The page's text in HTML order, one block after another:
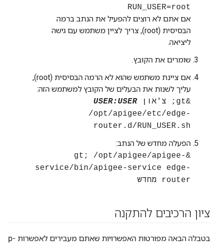
RUN_USER=root
אם אתם לא רוצים להפעיל את הנתב ברמה
הבסיסית (root), צריך לציין משתמש עם גישה
ליציאה.
שומרים את הקובץ.
אם ציינת משתמש שהוא לא הרמה הבסיסית (root),
עליך לשנות את הבעלים של הקובץ למשתמש הזה:
&gt; צ'און
USER:USER
/opt/apigee/etc/edge-
router.d/RUN_USER.sh
הפעלה מחדש של הנתב:
&gt; /opt/apigee/apigee-
service/bin/apigee-service edge-
router מחדש
ציון הרכיבים להתקנה
בטבלה הבאה מפורטות האפשרויות שאתם מעבירים לאפשרות -p